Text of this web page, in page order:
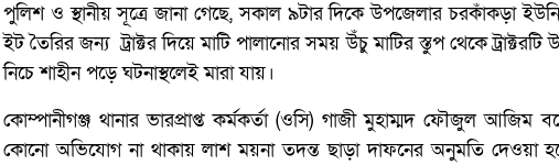
পুলিশ ও স্থানীয় সূত্রে জানা গেছে, সকাল ৯টার দিকে উপজেলার চরকাঁকড়া
ইট তৈরির জন্য ট্রাক্টর দিয়ে মাটি পালানোর সময় উঁচু মাটির স্তুপ থেকে ট্রাক্টরটি
নিচে শাহীন পড়ে ঘটনাস্থলেই মারা যায়।
কোম্পানীগঞ্জ থানার ভারপ্রাপ্ত কর্মকর্তা (ওসি) গাজী মুহাম্মদ ফৌজুল আজিম
কোনো অভিযোগ না থাকায় লাশ ময়না তদন্ত ছাড়া দাফনের অনুমতি দেওয়া